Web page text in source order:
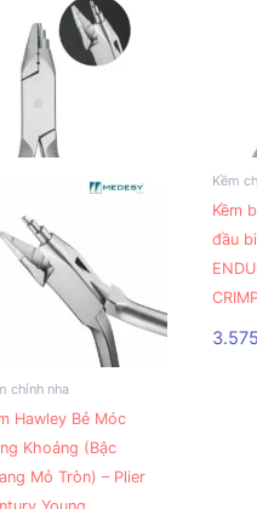
chỉnh nha
Hawley Bẻ Móc
Khoảng (Bậc
Mỏ Tròn) – Plier
Kềm
Kềm
đầu